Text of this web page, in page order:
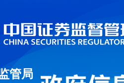
管局